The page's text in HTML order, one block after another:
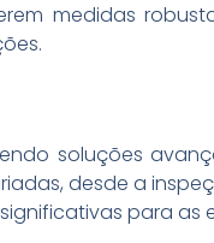
medidas
soluções
desde a
para as